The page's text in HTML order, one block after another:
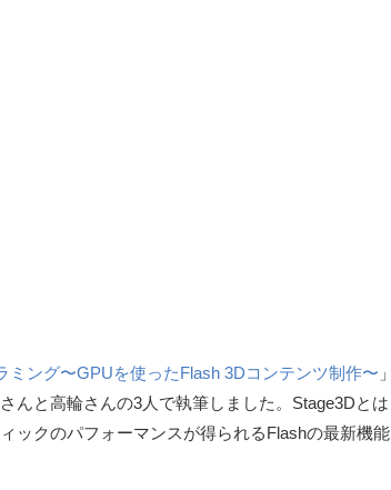
ミング〜GPUを使ったFlash 3Dコンテンツ制作〜 」
んと高輪さんの3人で執筆しました。Stage3Dとは
ックのパフォーマンスが得られるFlashの最新機能